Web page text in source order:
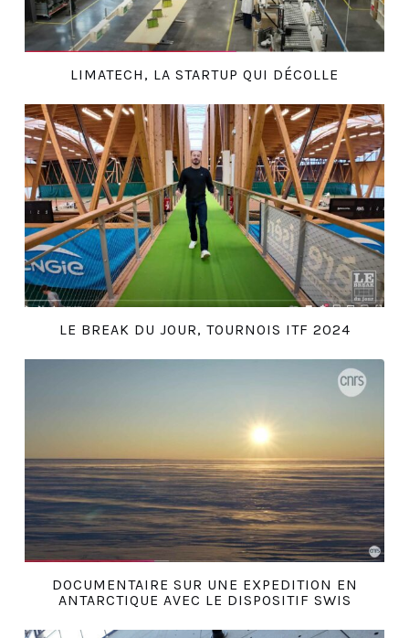
LIMATECH, LA STARTUP QUI DÉCOLLE
LE BREAK DU JOUR, TOURNOIS ITF 2024
DOCUMENTAIRE SUR UNE EXPEDITION EN
ANTARCTIQUE AVEC LE DISPOSITIF SWIS